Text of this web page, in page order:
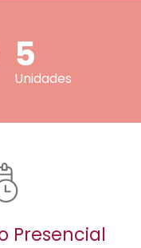
5
Unidades
Presencial